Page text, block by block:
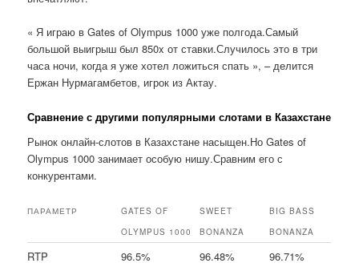
« Я играю в Gates of Olympus 1000 уже полгода.Самый
большой выигрыш был 850x от ставки.Случилось это в три
часа ночи, когда я уже хотел ложиться спать », – делится
Ержан Нурмагамбетов, игрок из Актау.
Сравнение с другими популярными слотами в Казахстане
Рынок онлайн-слотов в Казахстане насыщен.Но Gates of
Olympus 1000 занимает особую нишу.Сравним его с
конкурентами.
ПАРАМЕТР
GATES OF
OLYMPUS 1000
SWEET
BONANZA
BIG BASS
BONANZA
RTP 96.5% 96.48%
96.71%